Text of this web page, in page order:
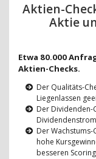
Aktien-
Aktie
Etwa 80.000
Aktien-Checks.
Der Qualitäts-
Liegenlassen
Der Dividenden-
Der
hohe
besseren